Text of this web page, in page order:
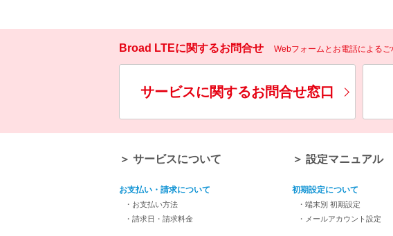
Broad LTEに関するお問合せ Webフォームとお電話による
サービスに関するお問合せ窓口
＞ サービスについて
お支払い・請求について
・お支払い方法
・請求日・請求料金
＞ 設定マニュアル
初期設定について
・端末別 初期設定
・メールアカウント設定